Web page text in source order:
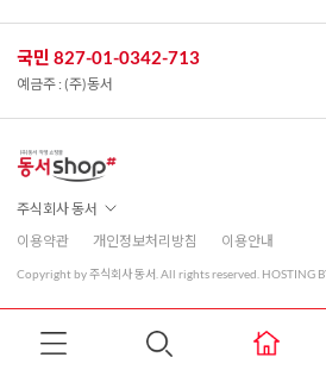
국민 827-01-0342-713
예금주 : (주)동서
주식회사 동서
이용약관
개인정보처리방침 이용안내
Copyright by 주식회사 동서. All rights reserved. HOSTING